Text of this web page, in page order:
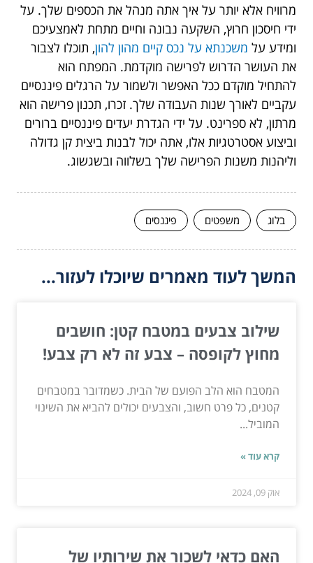
מרוויח אלא יותר על איך אתה מנהל את הכספים שלך. על
ידי חיסכון חרוץ, השקעה נבונה וחיים מתחת לאמצעיכם
ומידע על משכנתא על נכס קיים מהון להון, תוכלו לצבור
את העושר הדרוש לפרישה מוקדמת. המפתח הוא
להתחיל מוקדם ככל האפשר ולשמור על הרגלים פיננסיים
עקביים לאורך שנות העבודה שלך. זכרו, תכנון פרישה הוא
מרתון, לא ספרינט. על ידי הגדרת יעדים פיננסיים ברורים
וביצוע אסטרטגיות אלו, אתה יכול לבנות ביצית קן גדולה
וליהנות משנות הפרישה שלך בשלווה ובשגשוג.
בלוג משפטים פיננסים
המשך לעוד מאמרים שיוכלו לעזור...
שילוב צבעים במטבח קטן: חושבים
מחוץ לקופסה – צבע זה לא רק צבע!
המטבח הוא הלב הפועם של הבית. כשמדובר במטבחים
קטנים, כל פרט חשוב, והצבעים יכולים להביא את השינוי
המוביל...
קרא עוד »
אוק 09, 2024
האם כדאי לשכור את שירותיו של